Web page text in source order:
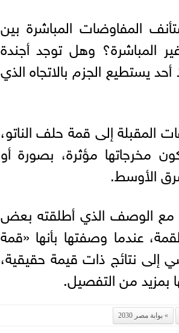
المفاوضات المباشرة بين
المباشرة؟ وهل توجد أجندة
يستطيع الجزم بالاتجاه الذي
المقبلة إلى قمة حلف الناتو،
مخرجاتها مؤثرة، بصورة أو
الأوسط.
مع الوصف الذي أطلقته بعض
عندما وصفتها بأنها «قمة
إلى نتائج ذات قيمة حقيقية،
بمزيد من التفصيل.
بوابة مصر 2030